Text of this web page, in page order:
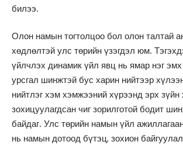
билээ.
Олон намын тогтолцоо бол олон талтай
хөдлөлтэй улс төрийн үзэгдэл юм.
үйлчлэх динамик үйл явц нь ямар нэг
урсгал шинжтэй бус харин нийтээр
нийтлэг хэм хэмжээний хүрээнд эрх зүйн
зохицуулагдсан чиг зорилготой бодит
байдаг. Улс төрийн намын үйл
нь намын дотоод бүтэц, зохион